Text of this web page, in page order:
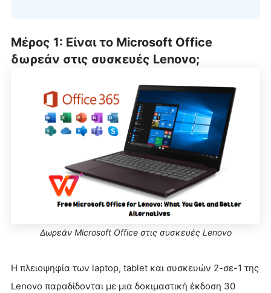
Μέρος 1: Είναι το Microsoft Office
δωρεάν στις συσκευές Lenovo;
Δωρεάν Microsoft Office στις συσκευές Lenovo
Η πλειοψηφία των laptop, tablet και συσκευών 2-σε-1 της
Lenovo παραδίδονται με μια δοκιμαστική έκδοση 30